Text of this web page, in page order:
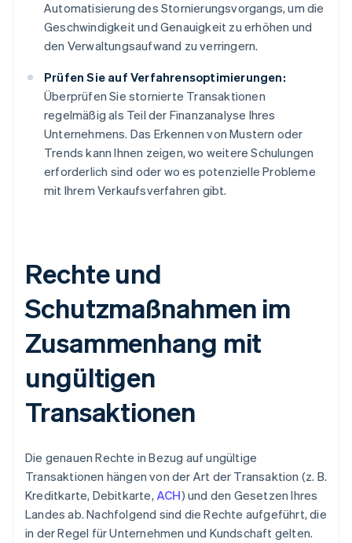
Automatisierung des Stornierungsvorgangs, um die
Geschwindigkeit und Genauigkeit zu erhöhen und
den Verwaltungsaufwand zu verringern.
Prüfen Sie auf Verfahrensoptimierungen:
Überprüfen Sie stornierte Transaktionen
regelmäßig als Teil der Finanzanalyse Ihres
Unternehmens. Das Erkennen von Mustern oder
Trends kann Ihnen zeigen, wo weitere Schulungen
erforderlich sind oder wo es potenzielle Probleme
mit Ihrem Verkaufsverfahren gibt.
Rechte und
Schutzmaßnahmen im
Zusammenhang mit
ungültigen
Transaktionen
Die genauen Rechte in Bezug auf ungültige
Transaktionen hängen von der Art der Transaktion (z. B.
Kreditkarte, Debitkarte, ACH) und den Gesetzen Ihres
Landes ab. Nachfolgend sind die Rechte aufgeführt, die
in der Regel für Unternehmen und Kundschaft gelten.